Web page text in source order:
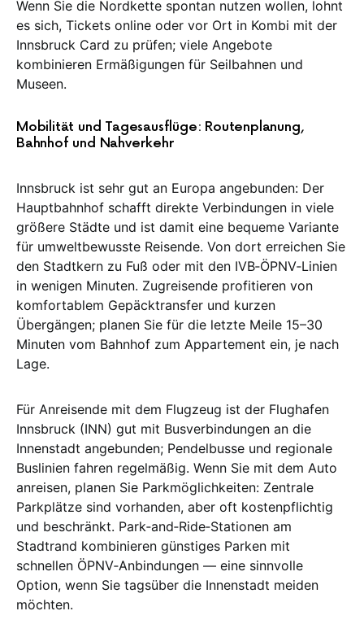
Wenn Sie die Nordkette spontan nutzen wollen, lohnt
es sich, Tickets online oder vor Ort in Kombi mit der
Innsbruck Card zu prüfen; viele Angebote
kombinieren Ermäßigungen für Seilbahnen und
Museen.
Mobilität und Tagesausflüge: Routenplanung,
Bahnhof und Nahverkehr
Innsbruck ist sehr gut an Europa angebunden: Der
Hauptbahnhof schafft direkte Verbindungen in viele
größere Städte und ist damit eine bequeme Variante
für umweltbewusste Reisende. Von dort erreichen Sie
den Stadtkern zu Fuß oder mit den IVB‑ÖPNV‑Linien
in wenigen Minuten. Zugreisende profitieren von
komfortablem Gepäcktransfer und kurzen
Übergängen; planen Sie für die letzte Meile 15–30
Minuten vom Bahnhof zum Appartement ein, je nach
Lage.
Für Anreisende mit dem Flugzeug ist der Flughafen
Innsbruck (INN) gut mit Busverbindungen an die
Innenstadt angebunden; Pendelbusse und regionale
Buslinien fahren regelmäßig. Wenn Sie mit dem Auto
anreisen, planen Sie Parkmöglichkeiten: Zentrale
Parkplätze sind vorhanden, aber oft kostenpflichtig
und beschränkt. Park‑and‑Ride‑Stationen am
Stadtrand kombinieren günstiges Parken mit
schnellen ÖPNV‑Anbindungen — eine sinnvolle
Option, wenn Sie tagsüber die Innenstadt meiden
möchten.